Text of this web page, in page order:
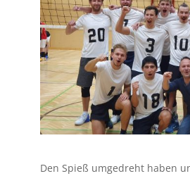
Den Spieß umgedreht haben